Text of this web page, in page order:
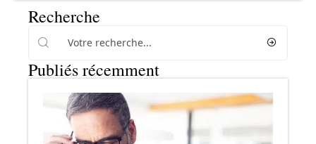
Recherche
Publiés récemment